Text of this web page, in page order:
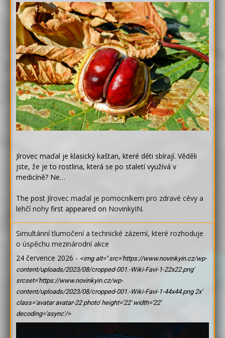
Jírovec maďal je klasický kaštan, které děti sbírají. Věděli
jste, že je to rostlina, která se po staletí využívá v
medicíně? Ne…
The post Jírovec maďal je pomocníkem pro zdravé cévy a
lehčí nohy first appeared on NovinkyIN.
Simultánní tlumočení a technické zázemí, které rozhoduje
o úspěchu mezinárodní akce
24 července 2026 - <img alt='' src='https://www.novinkyin.cz/wp-
content/uploads/2023/08/cropped-001.-Wiki-Favi-1-22x22.png'
srcset='https://www.novinkyin.cz/wp-
content/uploads/2023/08/cropped-001.-Wiki-Favi-1-44x44.png 2x'
class='avatar avatar-22 photo' height='22' width='22'
decoding='async'/>